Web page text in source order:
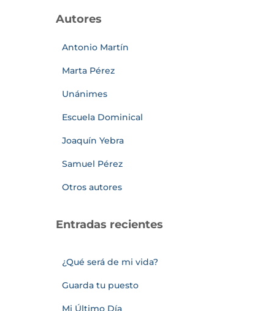
Autores
Antonio Martín
Marta Pérez
Unánimes
Escuela Dominical
Joaquín Yebra
Samuel Pérez
Otros autores
Entradas recientes
¿Qué será de mi vida?
Guarda tu puesto
Mi Último Día